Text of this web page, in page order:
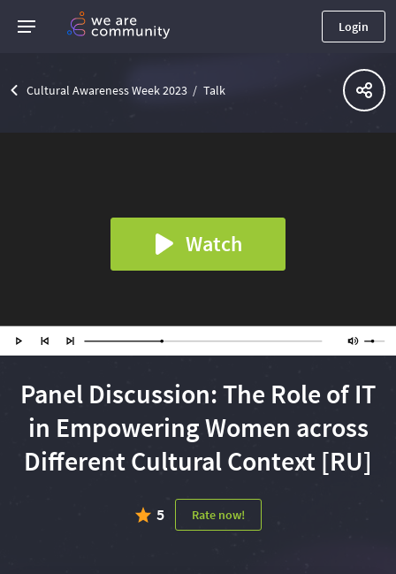
Login
Cultural Awareness Week 2023 Talk
Watch
Panel Discussion: The Role of IT
in Empowering Women across
Different Cultural Context [RU]
5 Rate now!